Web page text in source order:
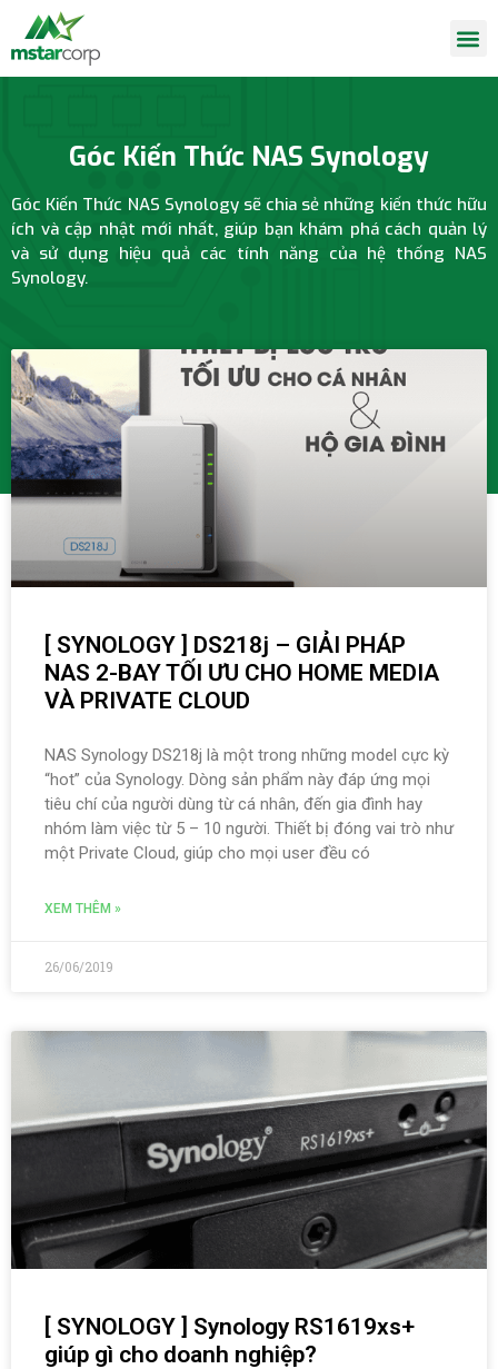
Góc Kiến Thức NAS Synology
Góc Kiến Thức NAS Synology sẽ chia sẻ những kiến thức hữu
ích và cập nhật mới nhất, giúp bạn khám phá cách quản lý
và sử dụng hiệu quả các tính năng của hệ thống NAS
Synology.
[ SYNOLOGY ] DS218j – GIẢI PHÁP
NAS 2-BAY TỐI ƯU CHO HOME MEDIA
VÀ PRIVATE CLOUD
NAS Synology DS218j là một trong những model cực kỳ
“hot” của Synology. Dòng sản phẩm này đáp ứng mọi
tiêu chí của người dùng từ cá nhân, đến gia đình hay
nhóm làm việc từ 5 – 10 người. Thiết bị đóng vai trò như
một Private Cloud, giúp cho mọi user đều có
XEM THÊM »
26/06/2019
[ SYNOLOGY ] Synology RS1619xs+
giúp gì cho doanh nghiệp?